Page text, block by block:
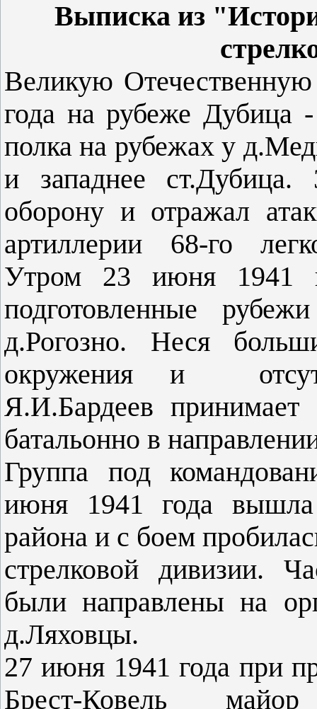
Выписка из
Великую
года на рубеже Дубица
полка на рубежах у
и западнее ст.Дубица.
оборону и отражал
артиллерии 68-го
Утром 23 июня 1941
подготовленные
д.Рогозно. Неся
окружения и
Я.И.Бардеев
батальонно в
Группа под
июня 1941 года
района и с боем
стрелковой дивизии.
были направлены на
д.Ляховцы.
27 июня 1941 года при
Брест-Ковель